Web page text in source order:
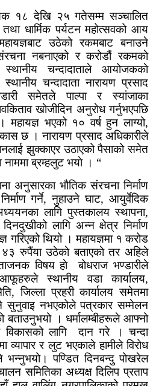
१८ देखि २५ गतेसम्म सञ्चालित
तथा धार्मिक पर्यटन महोत्सवको आय
उठेको रकमबाट बनाउने
नबनाएको र करोडौं रकमकाे
स्थानीय चन्दादाताले आयोजककाे
चन्दादाता नारायण प्रसाद
समेतले पाल्पा र स्यांजाका
खाेजीदिन अनुराेध गर्नुभएपछि
भएको १० वर्ष हुन लाग्यो,
छ । नारायण प्रसाद अधिकारीले
झुक्काएर उठाएको पैसाको समेत
ब्रम्हलुट भयाे । “
अनुसारका भौतिक संरचना निर्माण
गर्ने, नुहाउने घाट, आयुर्वेदिक
लागि पुस्तकालय स्थापना,
दिनदुखीको लागि अन्न क्षेत्र निर्माण
गरिएको थियो । महायज्ञमा १ करोड
रुपैंया उठेकाे बताएकाे तर अहिले
विषय हाे बोधराज भण्डारीले
स्थानीय वडा कार्यालय,
जिल्ला प्रहरी कार्यालय समेतमा
सुनुवाइ नभएकोले पत्रकार सम्मेलन
बताउनुभयो । धर्मालम्बीहरूले आफ्नो
विकासको लागि दान गरे । चन्दा
व्यापार र लुट भएकाले हामीले विरोध
भन्नुभयो। पण्डित दिनबन्दु पोखरेल
समितिका अध्यक्ष दिलिप प्रताप